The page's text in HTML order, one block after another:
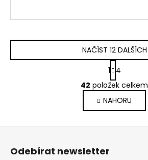
O
v
l
á
d
NAČÍST 12 DALŠÍCH
S
t
r
á
n
k
1
4
42 položek celkem
NAHORU
Z
Odebírat newsletter